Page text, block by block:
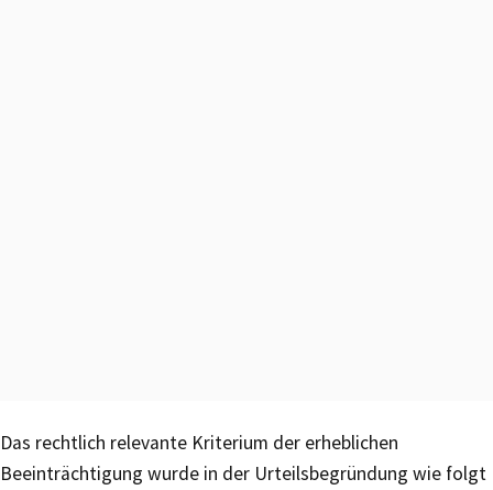
Das rechtlich relevante Kriterium der erheblichen
Beeinträchtigung wurde in der Urteilsbegründung wie folgt